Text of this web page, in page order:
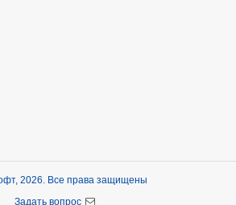
2026. Все права защищены
Задать вопрос